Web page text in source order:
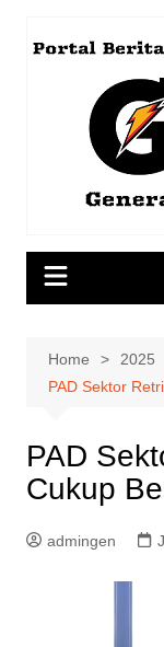
Home 2025
PAD Sektor
PAD
Cukup
admingen